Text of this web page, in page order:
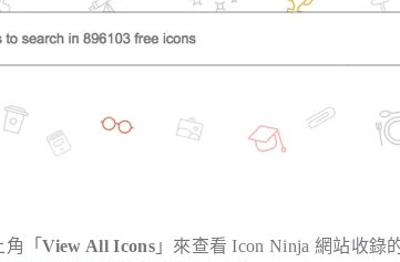
角「View All Icons」來查看 Icon Ninja 網站收錄